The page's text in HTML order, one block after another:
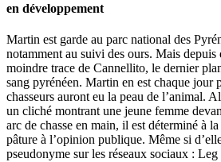
en développement
Martin est garde au parc national des
notamment au suivi des ours. Mais depuis
moindre trace de Cannellito, le dernier
sang pyrénéen. Martin en est chaque jour
chasseurs auront eu la peau de l’animal.
un cliché montrant une jeune femme
arc de chasse en main, il est déterminé à
pâture à l’opinion publique. Même si
pseudonyme sur les réseaux sociaux : Leg